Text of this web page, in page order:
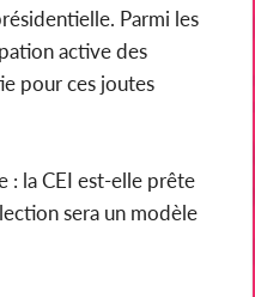
Parmi les
active des
pour ces joutes
: la CEI est-elle prête
sera un modèle